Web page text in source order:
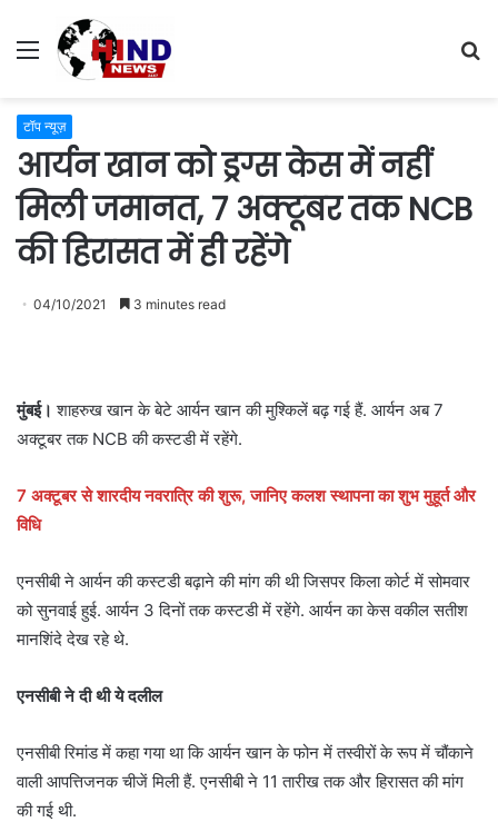
Menu
टॉप न्यूज़
आर्यन खान को ड्रग्स केस में नहीं
मिली जमानत, 7 अक्टूबर तक NCB
की हिरासत में ही रहेंगे
04/10/2021 3 minutes read
मुंबई।शाहरुख खान के बेटे आर्यन खान की मुश्क‍िलें बढ़ गई हैं. आर्यन अब 7
अक्टूबर तक NCB की कस्टडी में रहेंगे.
7 अक्टूबर से शारदीय नवरात्रि की शुरू, जानिए कलश स्थापना का शुभ मुहूर्त और
विधि
एनसीबी ने आर्यन की कस्टडी बढ़ाने की मांग की थी जिसपर किला कोर्ट में सोमवार
को सुनवाई हुई. आर्यन 3 दिनों तक कस्टडी में रहेंगे. आर्यन का केस वकील सतीश
मानश‍िंदे देख रहे थे.
एनसीबी ने दी थी ये दलील
एनसीबी रिमांड में कहा गया था कि आर्यन खान के फोन में तस्वीरों के रूप में चौंकाने
वाली आपत्तिजनक चीजें मिली हैं. एनसीबी ने 11 तारीख तक और हिरासत की मांग
की गई थी.